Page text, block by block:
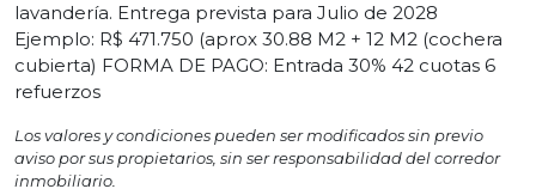
lavandería. Entrega prevista para Julio de 2028
Ejemplo: R$ 471.750 (aprox 30.88 M2 + 12 M2 (cochera
cubierta) FORMA DE PAGO: Entrada 30% 42 cuotas 6
refuerzos
Los valores y condiciones pueden ser modificados sin previo
aviso por sus propietarios, sin ser responsabilidad del corredor
inmobiliario.